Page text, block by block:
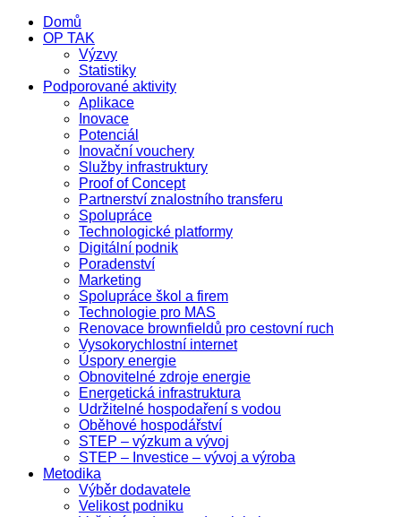
Domů
OP TAK
Výzvy
Statistiky
Podporované aktivity
Aplikace
Inovace
Potenciál
Inovační vouchery
Služby infrastruktury
Proof of Concept
Partnerství znalostního transferu
Spolupráce
Technologické platformy
Digitální podnik
Poradenství
Marketing
Spolupráce škol a firem
Technologie pro MAS
Renovace brownfieldů pro cestovní ruch
Vysokorychlostní internet
Úspory energie
Obnovitelné zdroje energie
Energetická infrastruktura
Udržitelné hospodaření s vodou
Oběhové hospodářství
STEP – výzkum a vývoj
STEP – Investice – vývoj a výroba
Metodika
Výběr dodavatele
Velikost podniku